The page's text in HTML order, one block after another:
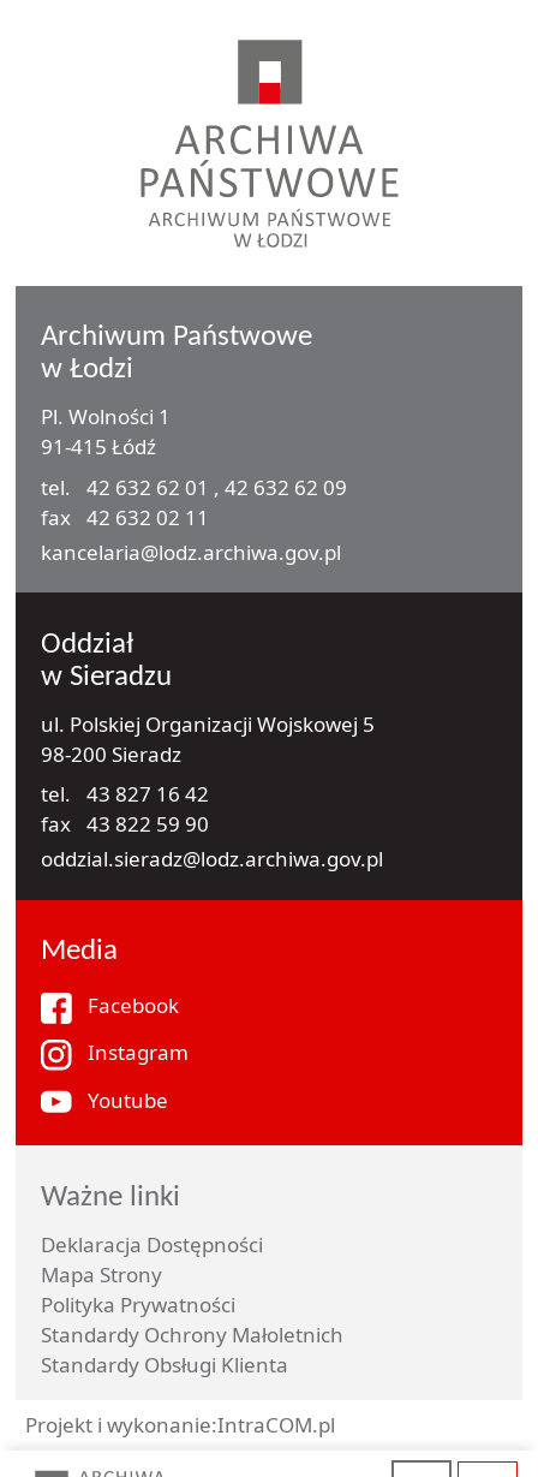
Archiwum Państwowe
w Łodzi
Pl. Wolności 1
91-415 Łódź
tel.
42 632 62 01 , 42 632 62 09
fax 42 632 02 11
e-mail
kancelaria@lodz.archiwa.gov.pl
Oddział
w Sieradzu
ul. Polskiej Organizacji Wojskowej 5
98-200 Sieradz
tel.
43 827 16 42
fax 43 822 59 90
e-mail
oddzial.sieradz@lodz.archiwa.gov.pl
Media
Facebook
Instagram
Youtube
Ważne linki
Deklaracja Dostępności
Mapa Strony
Polityka Prywatności
Standardy Ochrony Małoletnich
Standardy Obsługi Klienta
Projekt i wykonanie:IntraCOM.pl